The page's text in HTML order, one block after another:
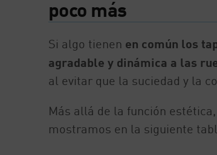
poco más
Si algo tienen en común los
agradable y dinámica a las
al evitar que la suciedad y la
Más allá de la función
mostramos en la siguiente